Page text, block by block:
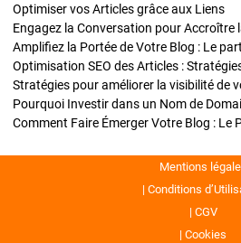
Optimiser vos Articles grâce aux Liens
Engagez la Conversation pour Accroître
Amplifiez la Portée de Votre Blog : Le
Mentions
Conditions
CGV
Cookies